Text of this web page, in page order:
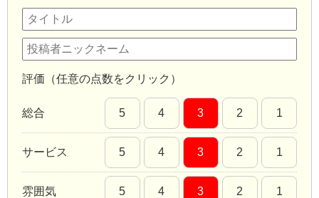
評価（任意の点数をクリック）
総合 5 4 3 2 1
サービス 5 4 3 2 1
雰囲気 5 4 3 2 1